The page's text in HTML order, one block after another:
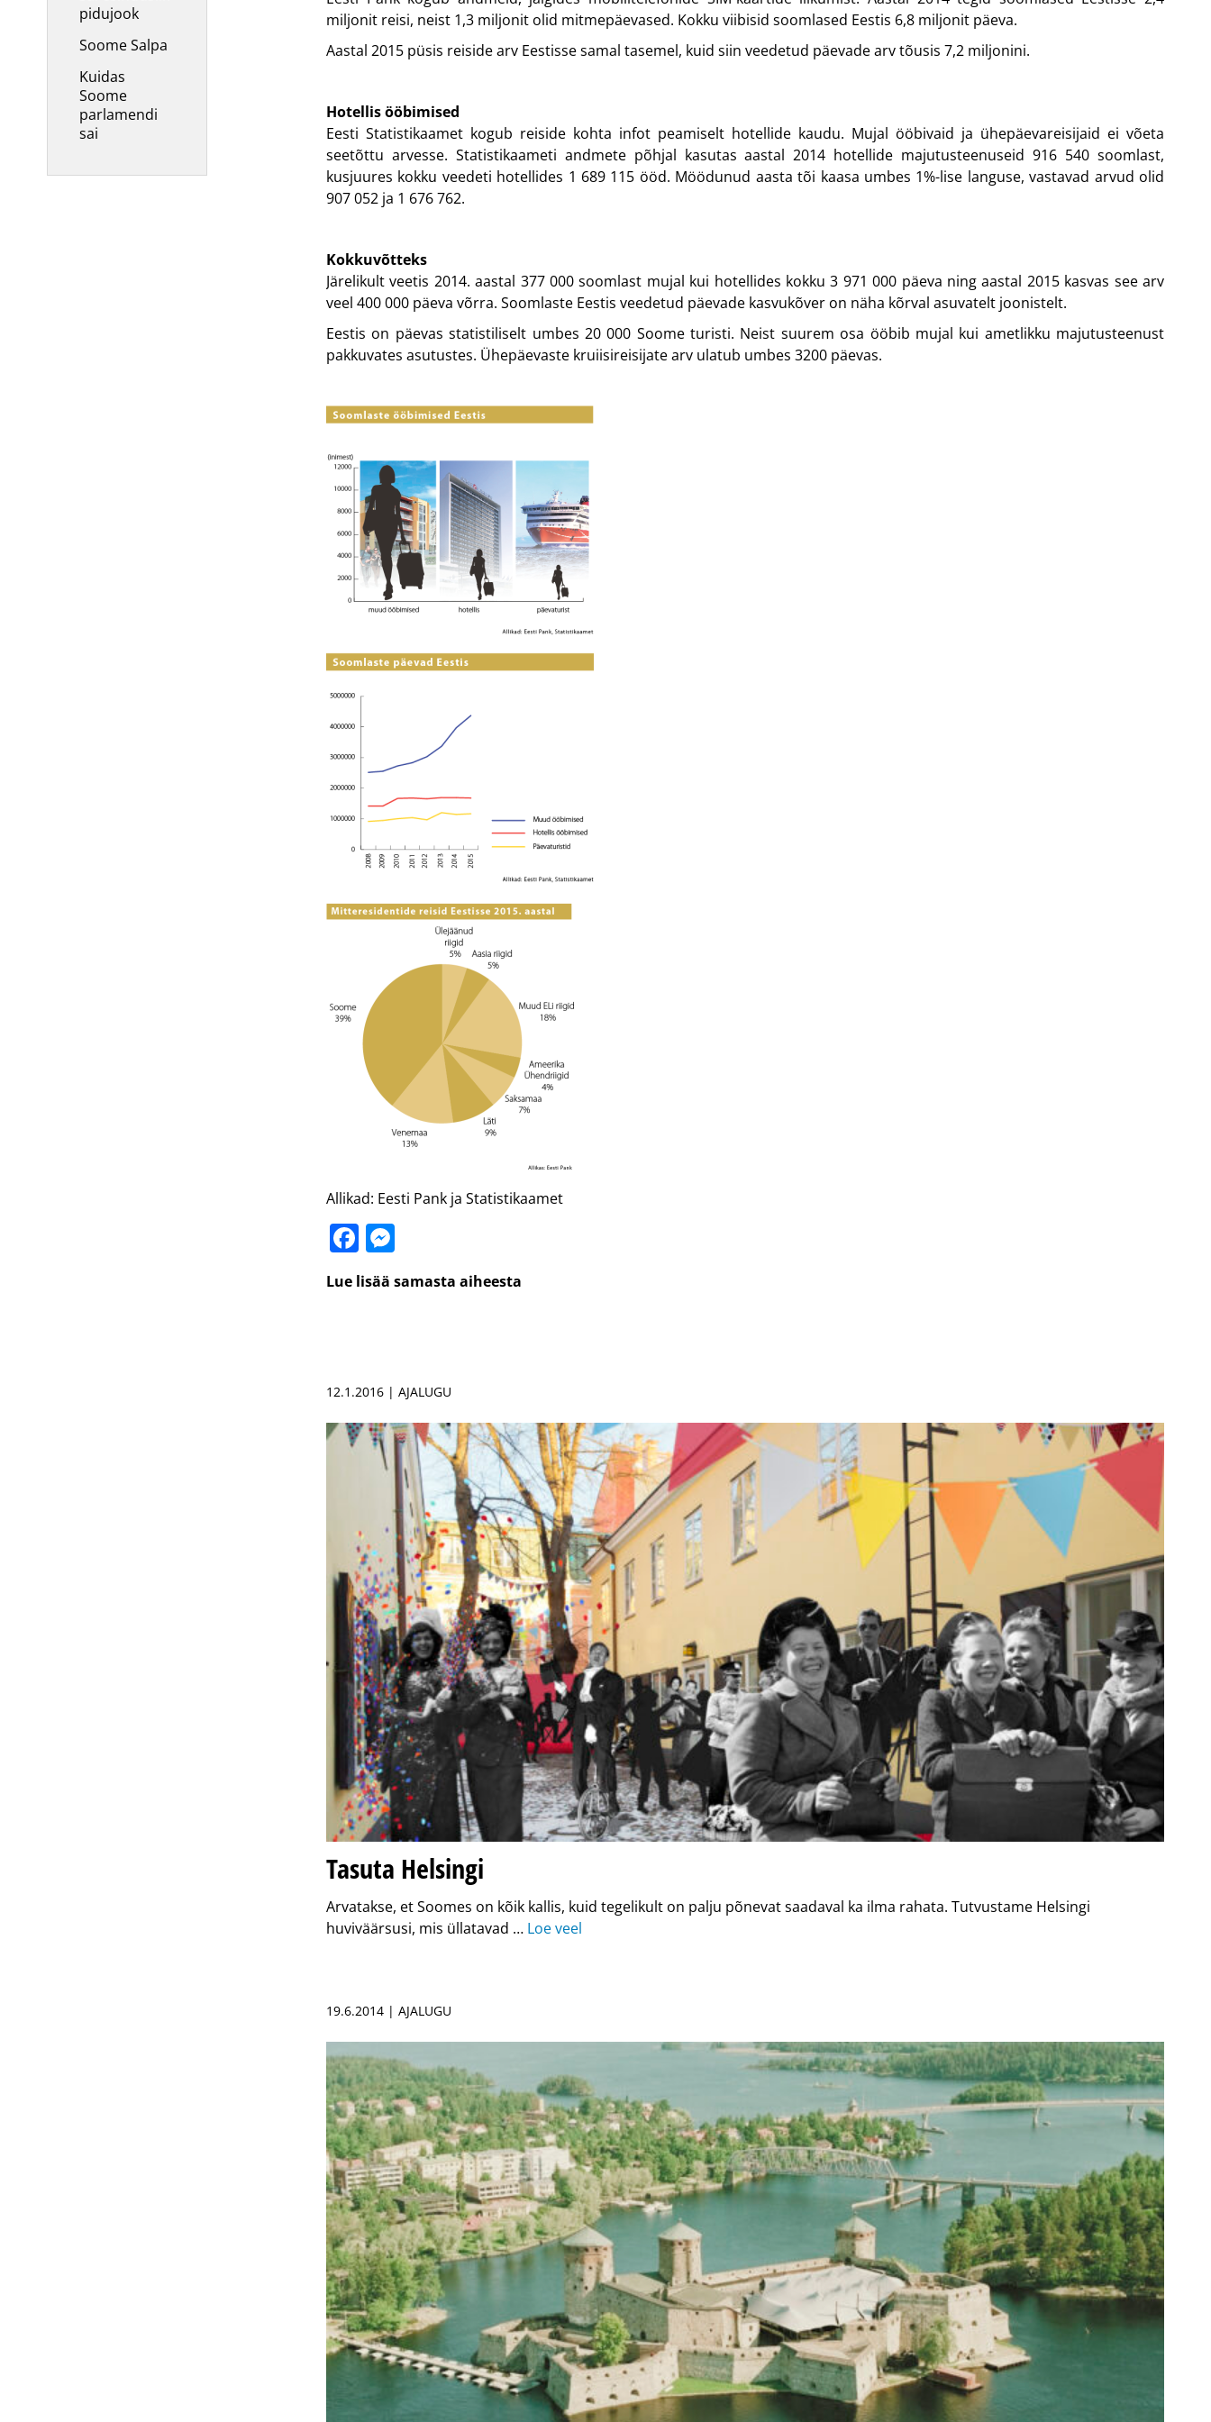
pidujook
Soome Salpa
Kuidas
Soome
parlamendi
sai
miljonit reisi, neist 1,3 miljonit olid mitmepäevased. Kokku viibisid soomlased Eestis 6,8 miljonit päeva.
Aastal 2015 püsis reiside arv Eestisse samal tasemel, kuid siin veedetud päevade arv tõusis 7,2 miljonini.
Hotellis ööbimised
Eesti Statistikaamet kogub reiside kohta infot peamiselt hotellide kaudu. Mujal ööbivaid ja ühepäevareisijaid ei võeta
seetõttu arvesse. Statistikaameti andmete põhjal kasutas aastal 2014 hotellide majutusteenuseid 916 540 soomlast,
kusjuures kokku veedeti hotellides 1 689 115 ööd. Möödunud aasta tõi kaasa umbes 1%-lise languse, vastavad arvud olid
907 052 ja 1 676 762.
Kokkuvõtteks
Järelikult veetis 2014. aastal 377 000 soomlast mujal kui hotellides kokku 3 971 000 päeva ning aastal 2015 kasvas see arv
veel 400 000 päeva võrra. Soomlaste Eestis veedetud päevade kasvukõver on näha kõrval asuvatelt joonistelt.
Eestis on päevas statistiliselt umbes 20 000 Soome turisti. Neist suurem osa ööbib mujal kui ametlikku majutusteenust
pakkuvates asutustes. Ühepäevaste kruiisireisijate arv ulatub umbes 3200 päevas.
Allikad: Eesti Pank ja Statistikaamet
Facebook
Lue lisää samasta aiheesta
12.1.2016 | AJALUGU
Tasuta Helsingi
Arvatakse, et Soomes on kõik kallis, kuid tegelikult on palju põnevat saadaval ka ilma rahata. Tutvustame Helsingi
huviväärsusi, mis üllatavad … Loe veel
19.6.2014 | AJALUGU